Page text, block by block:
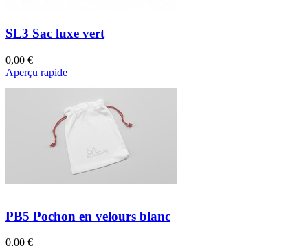
SL3 Sac luxe vert
0,00 €
Aperçu rapide
PB5 Pochon en velours blanc
0,00 €